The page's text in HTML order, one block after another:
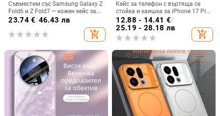
Съвместим със Samsung Galaxy Z
Fold6 и Z Fold7 — кожен кейс за
телефон с слот за стилус,
сгъваем дизайн, елегантен стил, с
каишка за китката, за дами
23.74€/46.43 лв
add_shopping_cart
Кейс за телефон с въртяща се
стойка и каишка за iPhone 17 Pro
Max, 16, 15 и iPhone 11
12.88 - 14.41 €/
25.19 - 28.18 лв
add_shopping_cart